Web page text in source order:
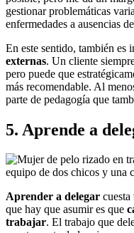
gestionar problemáticas
enfermedades a ausencias
En este sentido, también es
externas. Un cliente
pero puede que
más recomendable. Al
parte de pedagogía que
5. Aprende a
Aprender a delegar
que hay que asumir es que
trabajar. El trabajo que